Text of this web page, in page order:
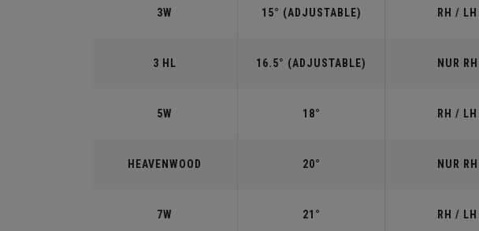
3W 15° (ADJUSTABLE) RH / LH
3 HL 16.5° (ADJUSTABLE) NUR RH
5W 18° RH / LH
HEAVENWOOD 20° NUR RH
7W 21° RH / LH